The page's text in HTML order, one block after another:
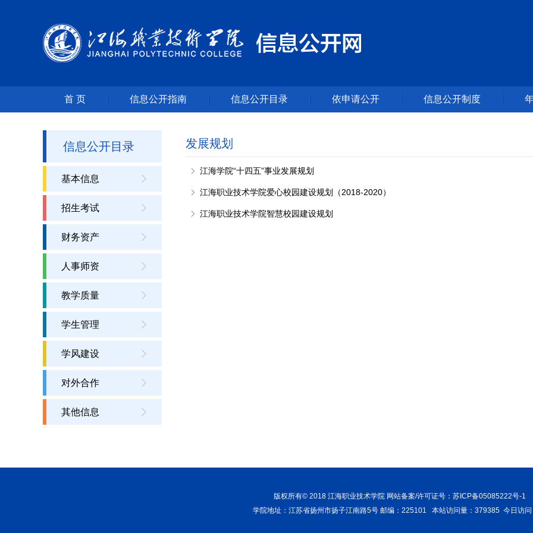
首 页 信息公开指南 信息公开目录 依申请公开 信息公开制度
信息公开目录
基本信息
招生考试
财务资产
人事师资
教学质量
学生管理
学风建设
对外合作
其他信息
发展规划
江海学院“十四五”事业发展规划
江海职业技术学院爱心校园建设规划（2018-2020）
江海职业技术学院智慧校园建设规划
版权所有© 2018 江海职业技术学院 网站备案/许可证号：苏ICP备05085222号-1
学院地址：江苏省扬州市扬子江南路5号 邮编：225101 本站访问量：379385 今日访问